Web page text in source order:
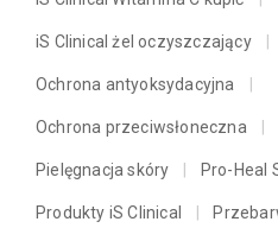
iS Clinical żel oczyszczający
Ochrona antyoksydacyjna
Ochrona przeciwsłoneczna
Pielęgnacja skóry Pro-Heal
Produkty iS Clinical